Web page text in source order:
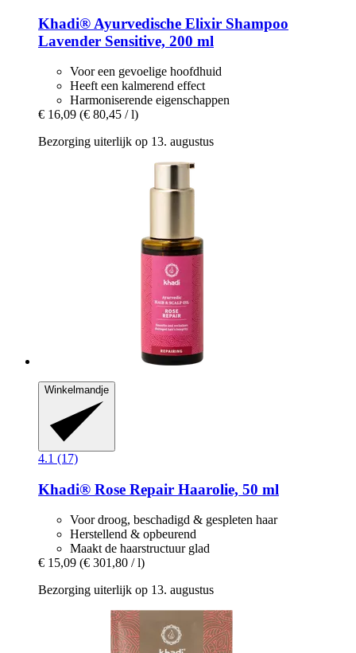
Khadi® Ayurvedische Elixir Shampoo
Lavender Sensitive, 200 ml
Voor een gevoelige hoofdhuid
Heeft een kalmerend effect
Harmoniserende eigenschappen
€ 16,09 (€ 80,45 / l)
Bezorging uiterlijk op 13. augustus
Winkelmandje
4.1 (17)
Khadi® Rose Repair Haarolie, 50 ml
Voor droog, beschadigd & gespleten haar
Herstellend & opbeurend
Maakt de haarstructuur glad
€ 15,09 (€ 301,80 / l)
Bezorging uiterlijk op 13. augustus